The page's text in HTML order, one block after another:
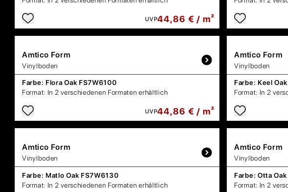
UVP44,86 € / m²
Amtico Form
Vinylboden
Farbe: Flora Oak FS7W6100
Format: In 2 verschiedenen Formaten erhältlich
UVP44,86 € / m²
Amtico Form
Vinylboden
Farbe: Keel
Format: In 2
Amtico Form
Vinylboden
Farbe: Matlo Oak FS7W6130
Format: In 2 verschiedenen Formaten erhältlich
Amtico Form
Vinylboden
Farbe: Otta
Format: In 2